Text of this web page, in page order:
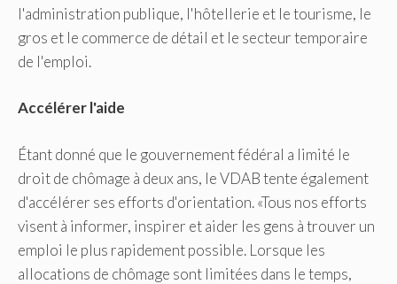
l'administration publique, l'hôtellerie et le tourisme, le
gros et le commerce de détail et le secteur temporaire
de l'emploi.
Accélérer l'aide
Étant donné que le gouvernement fédéral a limité le
droit de chômage à deux ans, le VDAB tente également
d'accélérer ses efforts d'orientation. «Tous nos efforts
visent à informer, inspirer et aider les gens à trouver un
emploi le plus rapidement possible. Lorsque les
allocations de chômage sont limitées dans le temps,